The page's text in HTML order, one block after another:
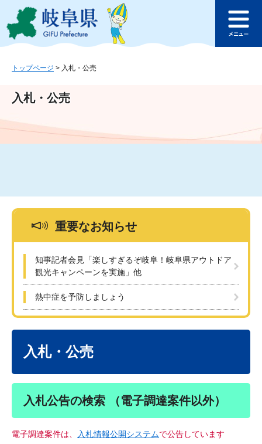
ジ
ュ
文
このページの本文へ
ュ
トップページ > 入札・公売
入札・公売
重要なお知らせ
知事記者会見「楽しすぎるぞ岐阜！岐阜県アウトドア
観光キャンペーンを実施」他
熱中症を予防しましょう
入札・公売
入札公告の検索 （電子調達案件以外）
電子調達案件は、 入札情報公開システムで公告しています